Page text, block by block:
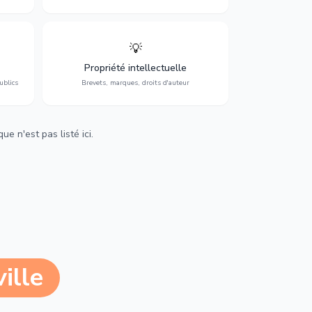
💡
Propriété intellectuelle
Brevets, marques, droits d'auteur
Protection de vos créations : brevets,
marques, droits d'auteur et lutte contre la
contrefaçon.
n'est pas listé ici.